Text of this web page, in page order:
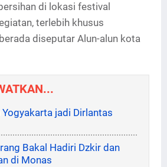
di lokasi festival
terlebih khusus
diseputar Alun-alun kota
jadi Dirlantas
Bakal Hadiri Dzkir dan
di Monas